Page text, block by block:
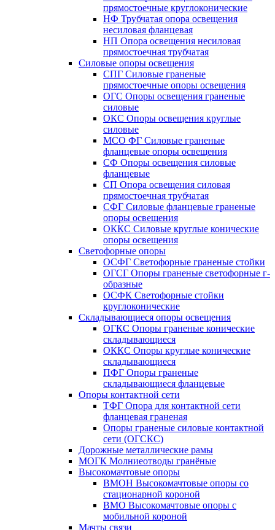
прямостоечные круглоконические
НФ Трубчатая опора освещения
несиловая фланцевая
НП Опора освещения несиловая
прямостоечная трубчатая
Силовые опоры освещения
СПГ Силовые граненые
прямостоечные опоры освещения
ОГС Опоры освещения граненые
силовые
ОКС Опоры освещения круглые
силовые
МСО ФГ Силовые граненые
фланцевые опоры освещения
СФ Опоры освещения силовые
фланцевые
СП Опора освещения силовая
прямостоечная трубчатая
СФГ Силовые фланцевые граненые
опоры освещения
ОККС Силовые круглые конические
опоры освещения
Светофорные опоры
ОСФГ Светофорные граненые стойки
ОГСГ Опоры граненые светофорные г-
образные
ОСФК Светофорные стойки
круглоконические
Складывающиеся опоры освещения
ОГКС Опоры граненые конические
складывающиеся
ОККС Опоры круглые конические
складывающиеся
ПФГ Опоры граненые
складывающиеся фланцевые
Опоры контактной сети
ТФГ Опора для контактной сети
фланцевая граненая
Опоры граненые силовые контактной
сети (ОГСКС)
Дорожные металлические рамы
МОГК Молниеотводы гранёные
Высокомачтовые опоры
ВМОН Высокомачтовые опоры со
стационарной короной
ВМО Высокомачтовые опоры с
мобильной короной
Мачты связи